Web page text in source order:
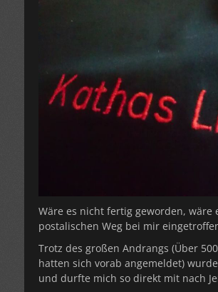
Wäre es nicht fertig geworden, wäre
postalischen Weg bei mir
Trotz des großen Andrangs (Über
hatten sich vorab angemeldet)
und durfte mich so direkt mit nach